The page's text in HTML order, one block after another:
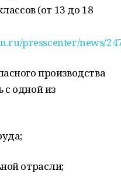
(от 13 до 18
presscenter/news/
производства
с одной из
отрасли;